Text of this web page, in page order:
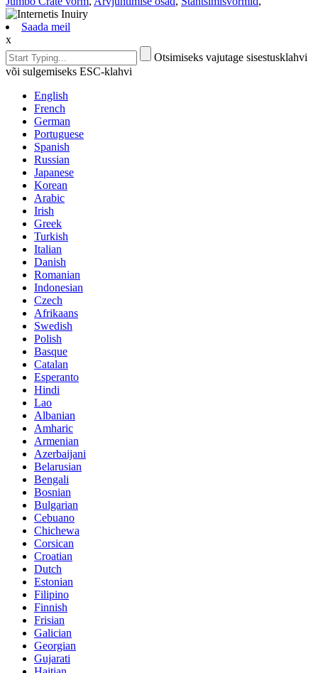
Saada meil
x
Otsimiseks vajutage sisestusklahvi
või sulgemiseks ESC-klahvi
English
French
German
Portuguese
Spanish
Russian
Japanese
Korean
Arabic
Irish
Greek
Turkish
Italian
Danish
Romanian
Indonesian
Czech
Afrikaans
Swedish
Polish
Basque
Catalan
Esperanto
Hindi
Lao
Albanian
Amharic
Armenian
Azerbaijani
Belarusian
Bengali
Bosnian
Bulgarian
Cebuano
Chichewa
Corsican
Croatian
Dutch
Estonian
Filipino
Finnish
Frisian
Galician
Georgian
Gujarati